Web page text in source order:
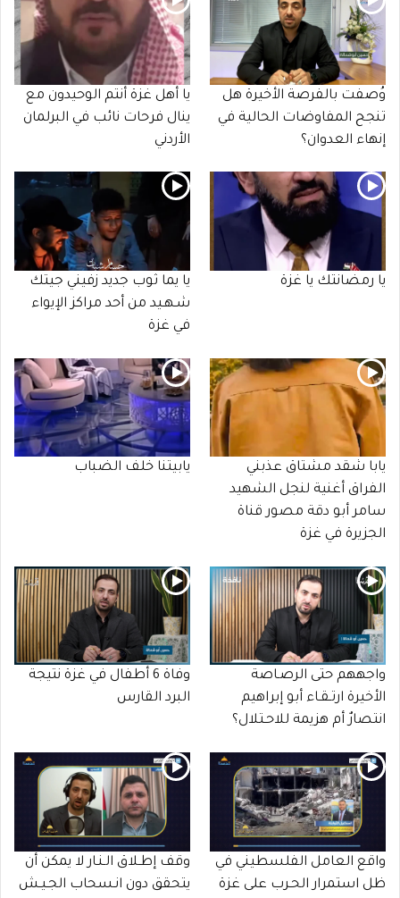
وُصفت بالفرصة الأخيرة هل
تنجح المفاوضات الحالية في
إنهاء العدوان؟
يا أهل غزة أنتم الوحيدون مع
ينال فرحات نائب في البرلمان
الأردني
يا رمضانتك يا غزة
يا يما ثوب جديد زفيني جيتك
شـهـيد من أحد مراكز الإيواء
في غزة
يابا شقد مشتاق عذبني
الفراق أغنية لنجل الشهيد
سامر أبو دقة مصور قناة
الجزيرة في غزة
يابيتنا خلف الضباب
واجههم حتى الرصـاصة
الأخيرة ارتـقـاء أبو إبراهيم
انتصارٌ أم هزيمة للاحـتلال؟
وفاة 6 أطفال في غزة نتيجة
البرد القارس
واقع العامل الفلسطيني في
ظل استمرار الحـرب على غزة
وقف إطـلاق الـنـار لا يمكن أن
يتحقق دون انـسحاب الجـيـش